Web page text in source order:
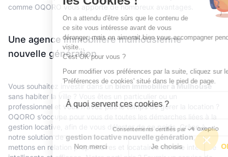
comme OQORO vous apporte de nombreux avantages.
Une agence immobilière mulhousienne
nouvelle génération
Vous souhaitez investir dans unbien immobilier à Mulhouse
sans habiter la ville ? Vous êtes un particulier ou un
professionnel et vous n’avez pas le temps de gérer la location ?
OQORO s’occupe pour vous de toutes les démarches liées à la
gestion locative, afin de vous délester de ce poids. Grâce à
notre solution de gestion locative nouvelle génération , nous
mettons en relation propriétaires et locataires via une interface
On a attendu d'être sûrs que le contenu de
ce site vous intéresse avant de vous
déranger, mais on aimerait bien vous accompagner pendant votre
C'est OK pour vous ?
Pour modifier vos préférences par la suite, cliquez sur le lien
'Préférences de cookies' situé dans le pied de page.
À quoi servent ces cookies ?
Consentements certifiés par
Non merci Je choisis OK pour moi